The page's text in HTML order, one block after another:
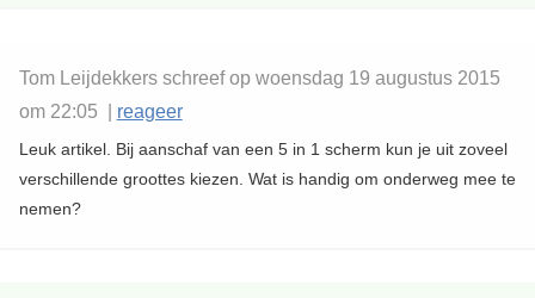
Tom Leijdekkers schreef op woensdag 19 augustus 2015
om 22:05 | reageer
Leuk artikel. Bij aanschaf van een 5 in 1 scherm kun je uit zoveel
verschillende groottes kiezen. Wat is handig om onderweg mee te
nemen?